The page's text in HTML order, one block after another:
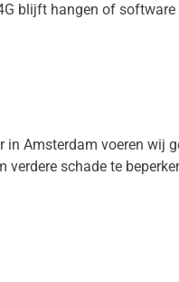
blijft hangen of software
Amsterdam voeren wij
schade te